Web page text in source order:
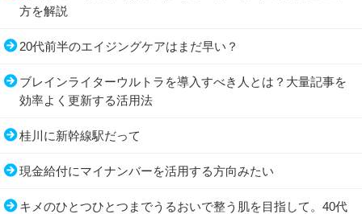
方を解説
20代前半のエイジングケアはまだ早い？
ブレインライターウルトラを導入すべき人とは？大量記事を
効率よく更新する活用法
桂川に新幹線駅だって
現金給付にマイナンバーを活用する方向みたい
キメのひとつひとつまでうるおいで整う肌を目指して。40代